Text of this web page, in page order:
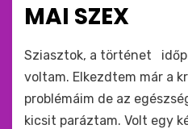
MAI SZEX
by monkey
Sziasztok, a történet
voltam. Elkezdtem már a
problémáim de az
kicsit paráztam. Volt egy